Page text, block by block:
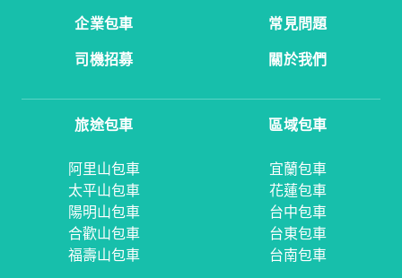
企業包車
常見問題
司機招募
關於我們
旅途包車
阿里山包車
太平山包車
陽明山包車
合歡山包車
福壽山包車
區域包車
宜蘭包車
花蓮包車
台中包車
台東包車
台南包車